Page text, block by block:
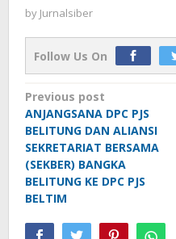
by Jurnalsiber
Follow Us On
Post
navigation
Previous post
ANJANGSANA DPC PJS
BELITUNG DAN ALIANSI
SEKRETARIAT BERSAMA
(SEKBER) BANGKA
BELITUNG KE DPC PJS
BELTIM